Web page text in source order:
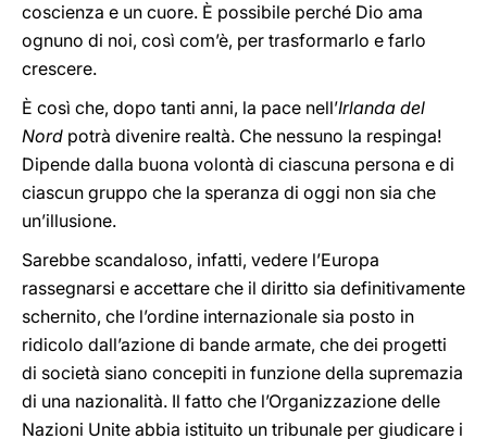
coscienza e un cuore. È possibile perché Dio ama
ognuno di noi, così com’è, per trasformarlo e farlo
crescere.
È così che, dopo tanti anni, la pace nell’Irlanda del
Nord potrà divenire realtà. Che nessuno la respinga!
Dipende dalla buona volontà di ciascuna persona e di
ciascun gruppo che la speranza di oggi non sia che
un’illusione.
Sarebbe scandaloso, infatti, vedere l’Europa
rassegnarsi e accettare che il diritto sia definitivamente
schernito, che l’ordine internazionale sia posto in
ridicolo dall’azione di bande armate, che dei progetti
di società siano concepiti in funzione della supremazia
di una nazionalità. Il fatto che l’Organizzazione delle
Nazioni Unite abbia istituito un tribunale per giudicare i